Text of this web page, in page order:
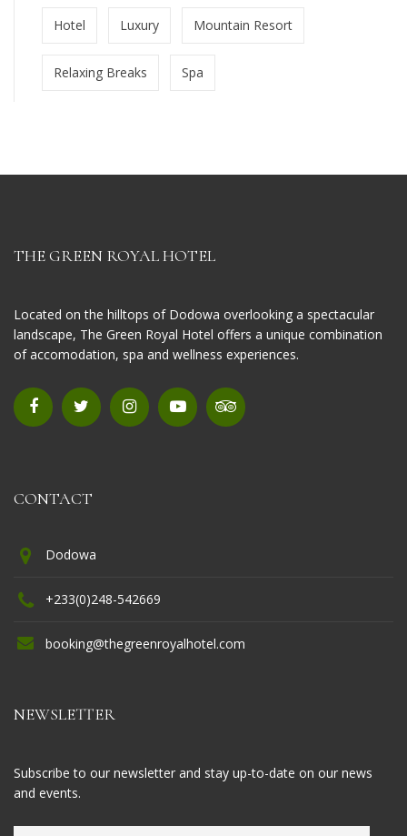
Hotel Luxury Mountain Resort
Relaxing Breaks Spa
THE GREEN ROYAL HOTEL
Located on the hilltops of Dodowa overlooking a spectacular
landscape, The Green Royal Hotel offers a unique combination
of accomodation, spa and wellness experiences.
CONTACT
Dodowa
+233(0)248-542669
booking@thegreenroyalhotel.com
NEWSLETTER
Subscribe to our newsletter and stay up-to-date on our news
and events.